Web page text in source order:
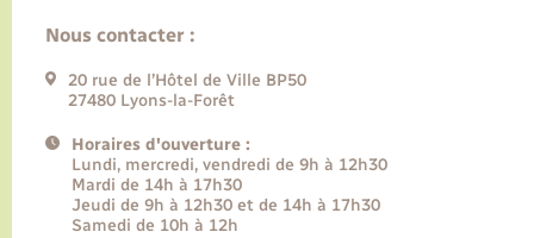
Nous contacter :
20 rue de l’Hôtel de Ville BP50
27480 Lyons-la-Forêt
Horaires d'ouverture :
Lundi, mercredi, vendredi de 9h à 12h30
Mardi de 14h à 17h30
Jeudi de 9h à 12h30 et de 14h à 17h30
Samedi de 10h à 12h